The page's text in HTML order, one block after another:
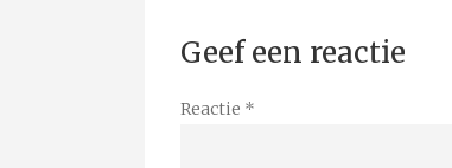
Geef een reactie
Reactie *